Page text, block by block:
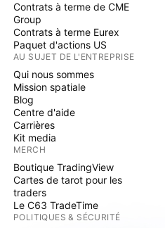
Contrats à terme de CME
Group
Contrats à terme Eurex
Paquet d'actions US
AU SUJET DE L'ENTREPRISE
Qui nous sommes
Mission spatiale
Blog
Centre d'aide
Carrières
Kit media
MERCH
Boutique TradingView
Cartes de tarot pour les
traders
Le C63 TradeTime
POLITIQUES & SÉCURITÉ